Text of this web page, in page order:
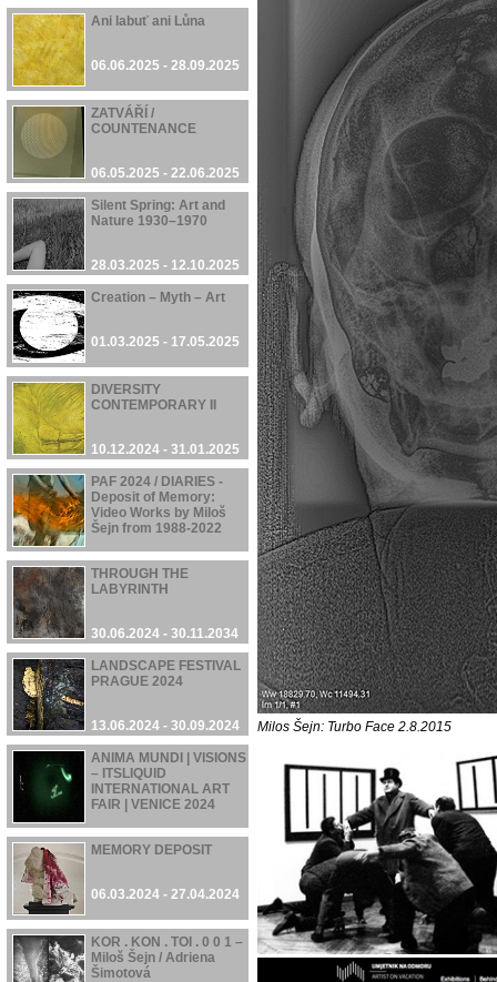
Ani labuť ani Lůna
06.06.2025 - 28.09.2025
ZATVÁŘÍ /
COUNTENANCE
06.05.2025 - 22.06.2025
Silent Spring: Art and
Nature 1930–1970
28.03.2025 - 12.10.2025
Creation – Myth – Art
01.03.2025 - 17.05.2025
DIVERSITY
CONTEMPORARY II
10.12.2024 - 31.01.2025
PAF 2024 / DIARIES -
Deposit of Memory:
Video Works by Miloš
Šejn from 1988-2022
05.12.2024 - 08.12.2024
THROUGH THE
LABYRINTH
30.06.2024 - 30.11.2034
LANDSCAPE FESTIVAL
PRAGUE 2024
13.06.2024 - 30.09.2024
ANIMA MUNDI | VISIONS
– ITSLIQUID
INTERNATIONAL ART
FAIR | VENICE 2024
07.06.2024 - 21.06.2024
MEMORY DEPOSIT
06.03.2024 - 27.04.2024
KOR . KON . TOI . 0 0 1 –
Miloš Šejn / Adriena
Šimotová
Milos Šejn: Turbo Face 2.8.2015